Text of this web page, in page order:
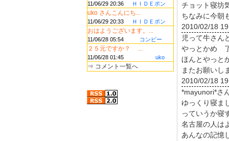
11/06/29 20:36 ＨＩＤＥポン
uko さんこんにち...
11/06/29 20:33 ＨＩＤＥポン
おはようございます。...
11/06/28 05:54 コンビー
２５元ですか？ ...
11/06/28 01:45 uko
⇒ コメント一覧へ
チョット寝坊
ちなみに今朝
2010/02/18
児って牛さん
やっとかめ
ほんとやっと
またお願いし
2010/02/18
*mayunori*さ
ゆっくり寝ま
っていうか寝
名古屋の人は
あんなの記憶